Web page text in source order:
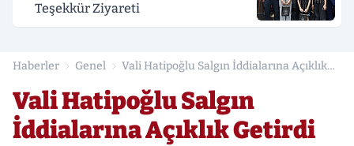
Teşekkür Ziyareti
Haberler Genel
Vali Hatipoğlu Salgın İddialarına Açıklık
Vali Hatipoğlu Salgın
İddialarına Açıklık Getirdi